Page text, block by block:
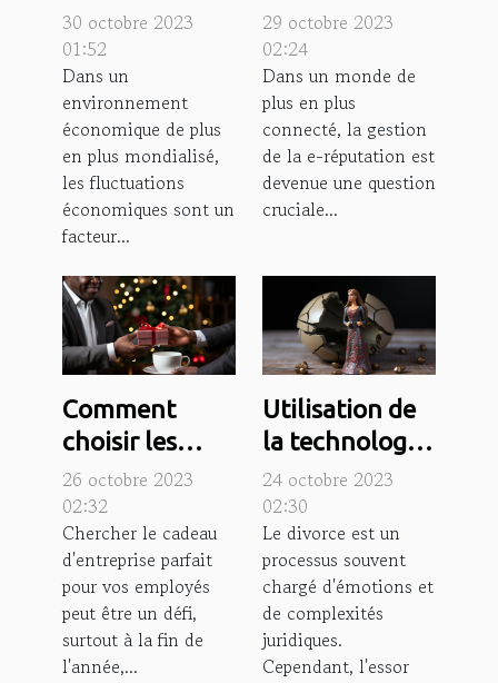
économiques
influencent
l'élan des
affaires
30 octobre 2023
01:52
Dans un
environnement
économique de plus
en plus mondialisé,
les fluctuations
économiques sont un
facteur...
réputation
dans un
monde
numérique
29 octobre 2023
02:24
Dans un monde de
plus en plus
connecté, la gestion
de la e-réputation est
devenue une question
cruciale...
Comment
choisir les
meilleurs
cadeaux
d'entreprise de
fin d'année
pour vos
employés
26 octobre 2023
02:32
Chercher le cadeau
d'entreprise parfait
pour vos employés
peut être un défi,
surtout à la fin de
l'année,...
Utilisation de
la technologie
dans le
processus de
divorce:
avantages et
défis
24 octobre 2023
02:30
Le divorce est un
processus souvent
chargé d'émotions et
de complexités
juridiques.
Cependant, l'essor